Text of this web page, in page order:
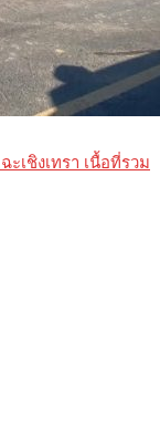
เชิงเทรา เนื้อที่รวม